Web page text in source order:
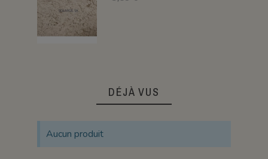
DÉJÀ VUS
Aucun produit